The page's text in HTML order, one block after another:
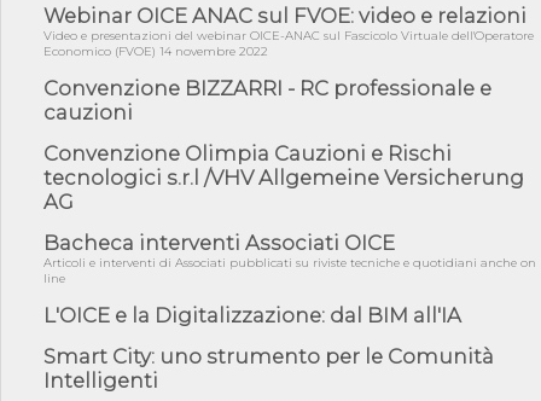
04/08/26 - Rapporto Anac corruzione 2020-2026: procedimenti
penali per ...
acquiescenza r...
04/08/26 - DL Infrastrutture approvato alla Camera, passa ora al
03/08/26 - TAR Piemonte: RUP può avvalersi di consulente
esterno per v...
aggiudicazioni e...
03/08/26 - Conferenza Obiettivo Export: Imprese e Territori del
per eseg...
03/08/26 - TAR Lazio - Latina: omesso sopralluogo obbligatorio
Webinar OICE ANAC sul FVOE: video e relazioni
Video e presentazioni del webinar OICE-ANAC sul Fascicolo Virtuale dell'Operatore
Economico (FVOE) 14 novembre 2022
Convenzione BIZZARRI - RC professionale e
cauzioni
Convenzione Olimpia Cauzioni e Rischi
tecnologici s.r.l /VHV Allgemeine Versicherung
AG
Bacheca interventi Associati OICE
Articoli e interventi di Associati pubblicati su riviste tecniche e quotidiani anche on
line
L'OICE e la Digitalizzazione: dal BIM all'IA
Smart City: uno strumento per le Comunità
Intelligenti